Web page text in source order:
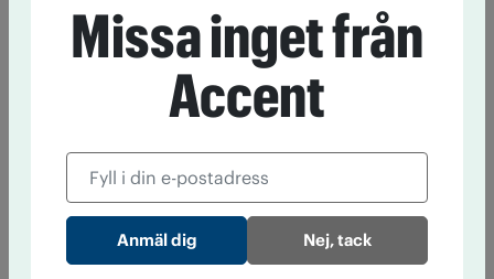
Missa inget från
Accent
Nej, tack